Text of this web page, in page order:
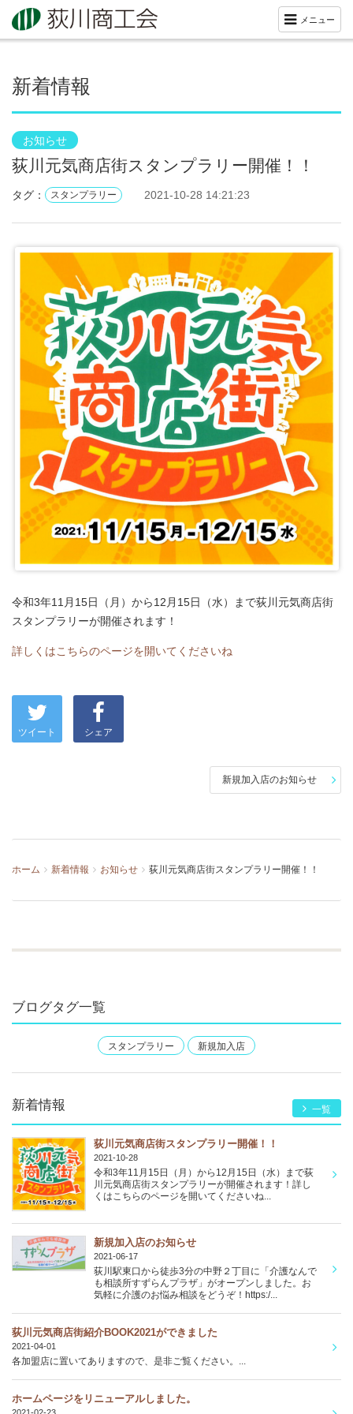
メニュー
新着情報
お知らせ
荻川元気商店街スタンプラリー開催！！
タグ： スタンプラリー 2021-10-28 14:21:23
令和3年11月15日（月）から12月15日（水）まで荻川元気商店街
スタンプラリーが開催されます！
詳しくはこちらのページを開いてくださいね
ツイート シェア
新規加入店のお知らせ
ホーム 新着情報 お知らせ 荻川元気商店街スタンプラリー開催！！
ブログタグ一覧
スタンプラリー 新規加入店
新着情報 一覧
荻川元気商店街スタンプラリー開催！！
2021-10-28
令和3年11月15日（月）から12月15日（水）まで荻
川元気商店街スタンプラリーが開催されます！詳し
くはこちらのページを開いてくださいね...
新規加入店のお知らせ
2021-06-17
荻川駅東口から徒歩3分の中野２丁目に「介護なんで
も相談所すずらんプラザ」がオープンしました。お
気軽に介護のお悩み相談をどうぞ！https:/...
荻川元気商店街紹介BOOK2021ができました
2021-04-01
各加盟店に置いてありますので、是非ご覧ください。...
ホームページをリニューアルしました。